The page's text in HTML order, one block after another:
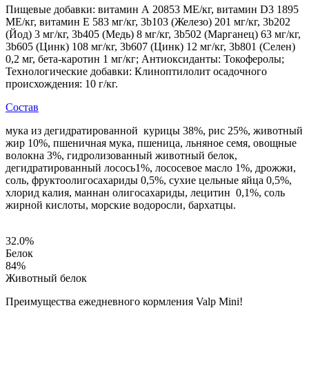
Пищевые добавки: витамин А 20853 МЕ/кг, витамин D3 1895
МЕ/кг, витамин Е 583 мг/кг, 3b103 (Железо) 201 мг/кг, 3b202
(Йод) 3 мг/кг, 3b405 (Медь) 8 мг/кг, 3b502 (Марганец) 63 мг/кг,
3b605 (Цинк) 108 мг/кг, 3b607 (Цинк) 12 мг/кг, 3b801 (Селен)
0,2 мг, бета-каротин 1 мг/кг; Антиоксиданты: Токоферолы;
Технологические добавки: Клиноптилолит осадочного
происхождения: 10 г/кг.
Состав
мука из дегидратированной курицы 38%, рис 25%, животный
жир 10%, пшеничная мука, пшеница, льняное семя, овощные
волокна 3%, гидролизованный животный белок,
дегидратированный лосось1%, лососевое масло 1%, дрожжи,
соль, фруктоолигосахариды 0,5%, сухие цельные яйца 0,5%,
хлорид калия, маннан олигосахариды, лецитин 0,1%, соль
жирной кислоты, морские водоросли, бархатцы.
32.0%
Белок
84%
Животный белок
Преимущества ежедневного кормления Valp Mini!